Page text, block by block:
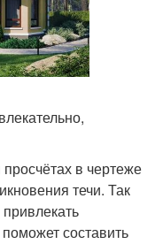
в чертеже
течи. Так
составить